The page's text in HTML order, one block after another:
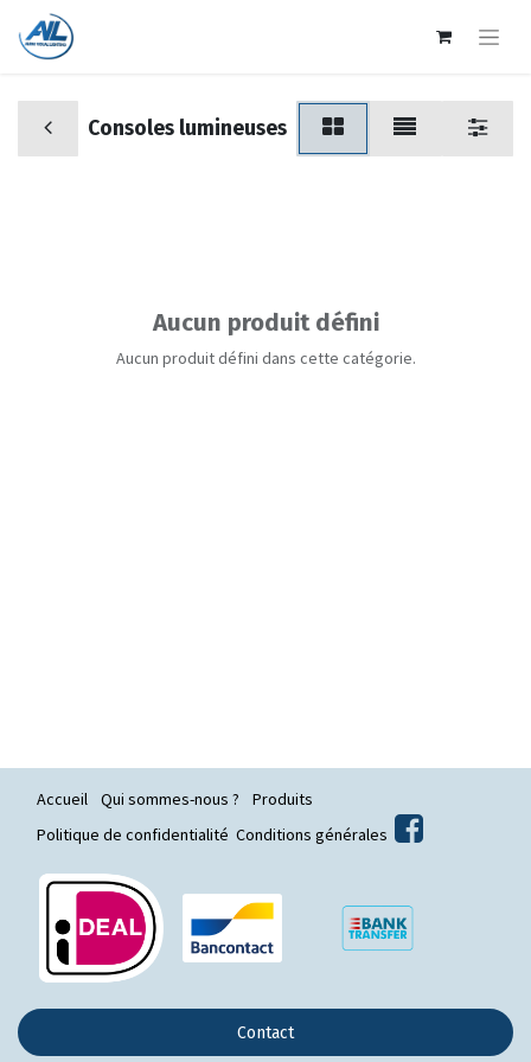
Consoles lumineuses
Aucun produit défini
Aucun produit défini dans cette catégorie.
Accueil Qui sommes-nous ?
Produits
Politique de confidentialité Conditions générales
Contact